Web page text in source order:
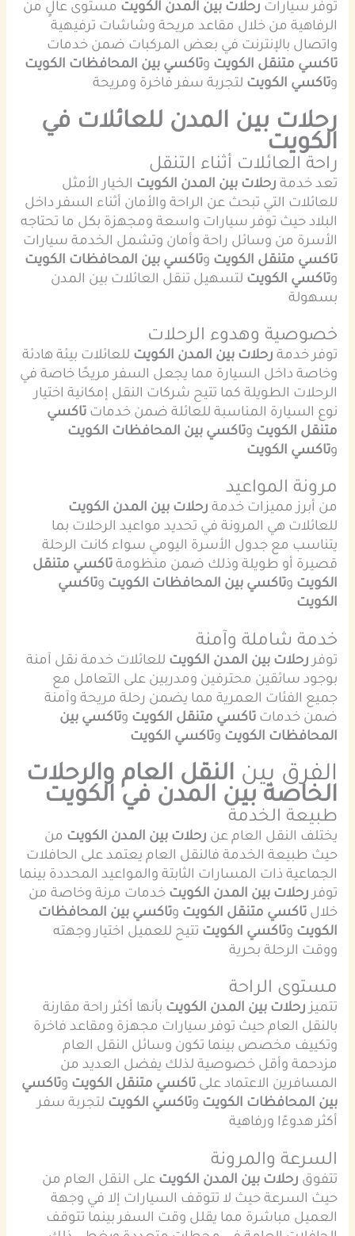
توفر سيارات رحلات بين المدن الكويت مستوى عالٍ من
الرفاهية من خلال مقاعد مريحة وشاشات ترفيهية
واتصال بالإنترنت في بعض المركبات ضمن خدمات
تاكسي متنقل الكويت وتاكسي بين المحافظات الكويت
وتاكسي الكويت لتجربة سفر فاخرة ومريحة
رحلات بين المدن للعائلات في
الكويت
راحة العائلات أثناء التنقل
تعد خدمة رحلات بين المدن الكويت الخيار الأمثل
للعائلات التي تبحث عن الراحة والأمان أثناء السفر داخل
البلاد حيث توفر سيارات واسعة ومجهزة بكل ما تحتاجه
الأسرة من وسائل راحة وأمان وتشمل الخدمة سيارات
تاكسي متنقل الكويت وتاكسي بين المحافظات الكويت
وتاكسي الكويت لتسهيل تنقل العائلات بين المدن
بسهولة
خصوصية وهدوء الرحلات
توفر خدمة رحلات بين المدن الكويت للعائلات بيئة هادئة
وخاصة داخل السيارة مما يجعل السفر مريحًا خاصة في
الرحلات الطويلة كما تتيح شركات النقل إمكانية اختيار
نوع السيارة المناسبة للعائلة ضمن خدماتتاكسي
متنقل الكويت وتاكسي بين المحافظات الكويت
وتاكسي الكويت
مرونة المواعيد
من أبرز مميزات خدمة رحلات بين المدن الكويت
للعائلات هي المرونة في تحديد مواعيد الرحلات بما
يتناسب مع جدول الأسرة اليومي سواء كانت الرحلة
قصيرة أو طويلة وذلك ضمن منظومةتاكسي متنقل
الكويت وتاكسي بين المحافظات الكويت وتاكسي
الكويت
خدمة شاملة وآمنة
توفر رحلات بين المدن الكويت للعائلات خدمة نقل آمنة
بوجود سائقين محترفين ومدربين على التعامل مع
جميع الفئات العمرية مما يضمن رحلة مريحة وآمنة
ضمن خدماتتاكسي متنقل الكويت وتاكسي بين
المحافظات الكويت وتاكسي الكويت
الفرق بين النقل العام والرحلات
الخاصة بين المدن في الكويت
طبيعة الخدمة
يختلف النقل العام عن رحلات بين المدن الكويت من
حيث طبيعة الخدمة فالنقل العام يعتمد على الحافلات
الجماعية ذات المسارات الثابتة والمواعيد المحددة بينما
توفررحلات بين المدن الكويت خدمات مرنة وخاصة من
خلالتاكسي متنقل الكويت وتاكسي بين المحافظات
الكويت وتاكسي الكويت تتيح للعميل اختيار وجهته
ووقت الرحلة بحرية
مستوى الراحة
تتميزرحلات بين المدن الكويت بأنها أكثر راحة مقارنة
بالنقل العام حيث توفر سيارات مجهزة ومقاعد فاخرة
وتكييف مخصص بينما تكون وسائل النقل العام
مزدحمة وأقل خصوصية لذلك يفضل العديد من
المسافرين الاعتماد علىتاكسي متنقل الكويت وتاكسي
بين المحافظات الكويت وتاكسي الكويت لتجربة سفر
أكثر هدوءًا ورفاهية
السرعة والمرونة
تتفوق رحلات بين المدن الكويت على النقل العام من
حيث السرعة حيث لا تتوقف السيارات إلا في وجهة
العميل مباشرة مما يقلل وقت السفر بينما تتوقف